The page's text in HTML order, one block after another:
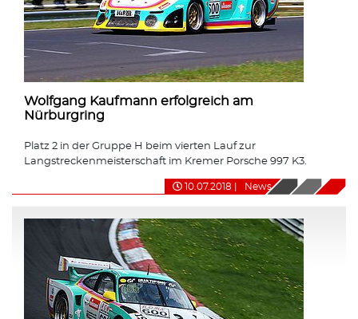
Wolfgang Kaufmann erfolgreich am
Nürburgring
Platz 2 in der Gruppe H beim vierten Lauf zur
Langstreckenmeisterschaft im Kremer Porsche 997 K3.
10.07.2018 News